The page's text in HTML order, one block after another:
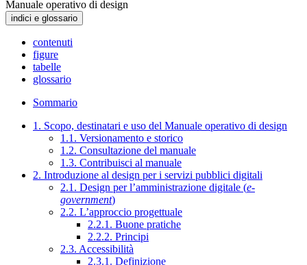
Manuale operativo di design
indici e glossario
contenuti
figure
tabelle
glossario
Sommario
1. Scopo, destinatari e uso del Manuale operativo di design
1.1. Versionamento e storico
1.2. Consultazione del manuale
1.3. Contribuisci al manuale
2. Introduzione al design per i servizi pubblici digitali
2.1. Design per l’amministrazione digitale (e-
government)
2.2. L’approccio progettuale
2.2.1. Buone pratiche
2.2.2. Principi
2.3. Accessibilità
2.3.1. Definizione